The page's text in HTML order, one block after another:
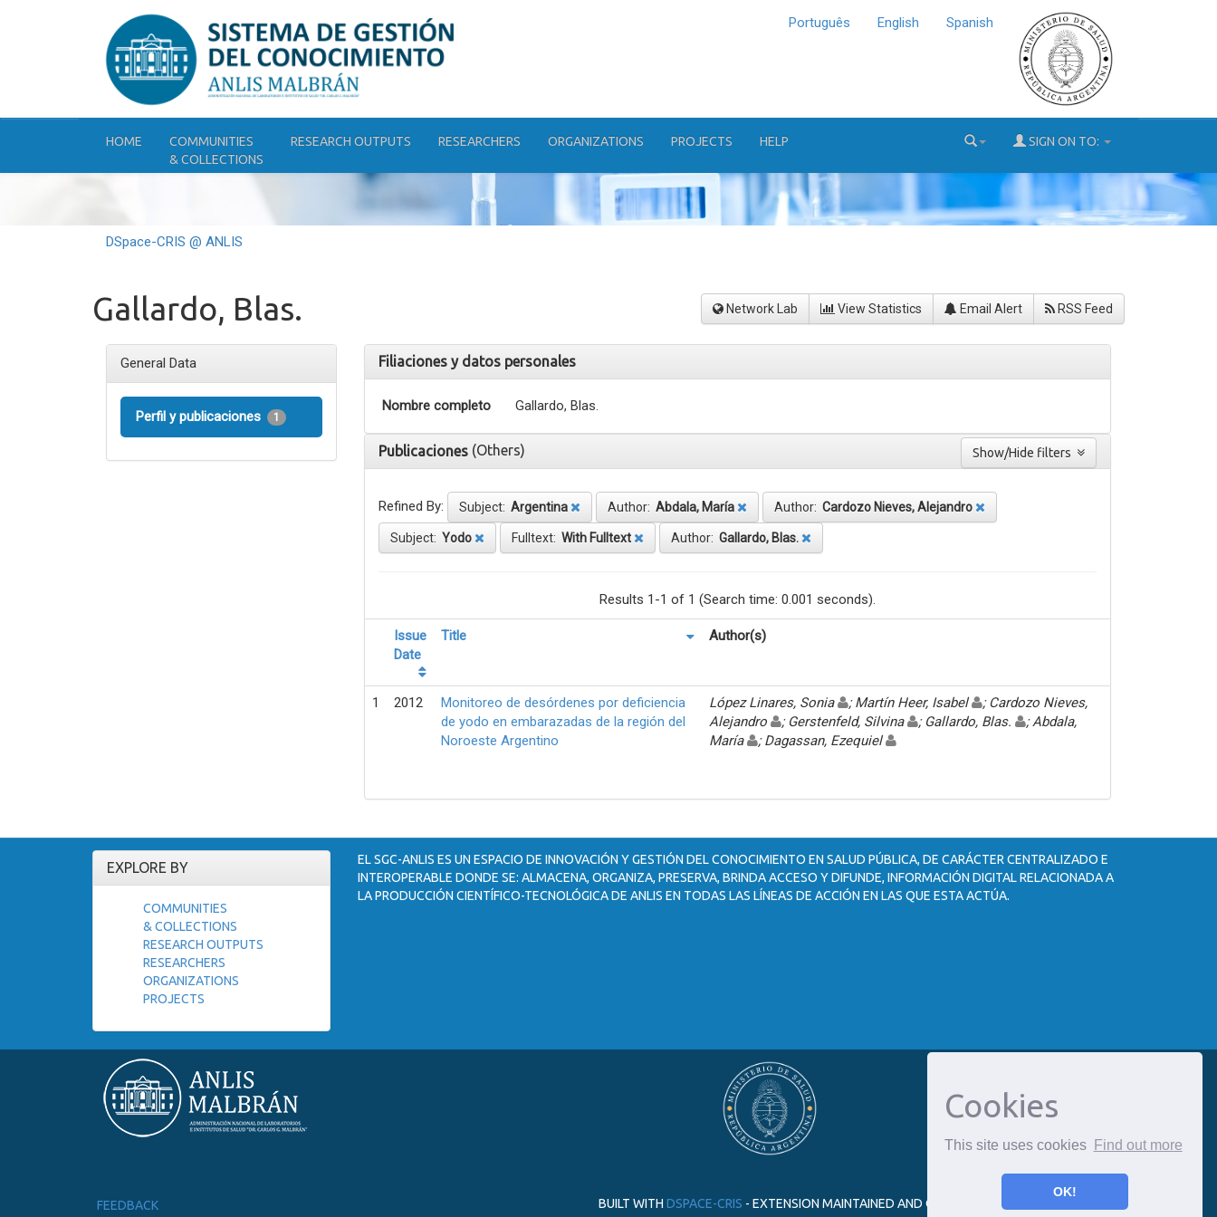
Cookies
This site uses cookies Find out more
OK!
Português English Spanish
HOME
COMMUNITIES
& COLLECTIONS
RESEARCH OUTPUTS RESEARCHERS ORGANIZATIONS PROJECTS HELP SIGN ON TO:
DSpace-CRIS @ ANLIS
Gallardo, Blas. Network Lab View Statistics Email Alert RSS Feed
General Data
Perfil y publicaciones 1
Filiaciones y datos personales
Nombre completo Gallardo, Blas.
Publicaciones (Others)
Refined By: Subject: Argentina Author: Abdala, María Author: Cardozo Nieves, Alejandro
Subject: Yodo Fulltext: With Fulltext Author: Gallardo, Blas.
Results 1-1 of 1 (Search time: 0.001 seconds).
Issue
Date
Title Author(s)
1 2012
Monitoreo de desórdenes por deficiencia
de yodo en embarazadas de la región del
Noroeste Argentino
López Linares, Sonia ; Martín Heer, Isabel
; Cardozo Nieves,
Alejandro
; Gerstenfeld, Silvina ; Gallardo, Blas.
; Abdala,
María
; Dagassan, Ezequiel
EXPLORE BY
COMMUNITIES
& COLLECTIONS
RESEARCH OUTPUTS
RESEARCHERS
ORGANIZATIONS
PROJECTS
EL SGC-ANLIS ES UN ESPACIO DE INNOVACIÓN Y GESTIÓN DEL CONOCIMIENTO EN SALUD PÚBLICA, DE CARÁCTER CENTRALIZADO E
INTEROPERABLE DONDE SE: ALMACENA, ORGANIZA, PRESERVA, BRINDA ACCESO Y DIFUNDE, INFORMACIÓN DIGITAL RELACIONADA A
LA PRODUCCIÓN CIENTÍFICO-TECNOLÓGICA DE ANLIS EN TODAS LAS LÍNEAS DE ACCIÓN EN LAS QUE ESTA ACTÚA.
FEEDBACK BUILT WITH DSPACE-CRIS - EXTENSION MAINTAINED AND OPTIMIZED BY